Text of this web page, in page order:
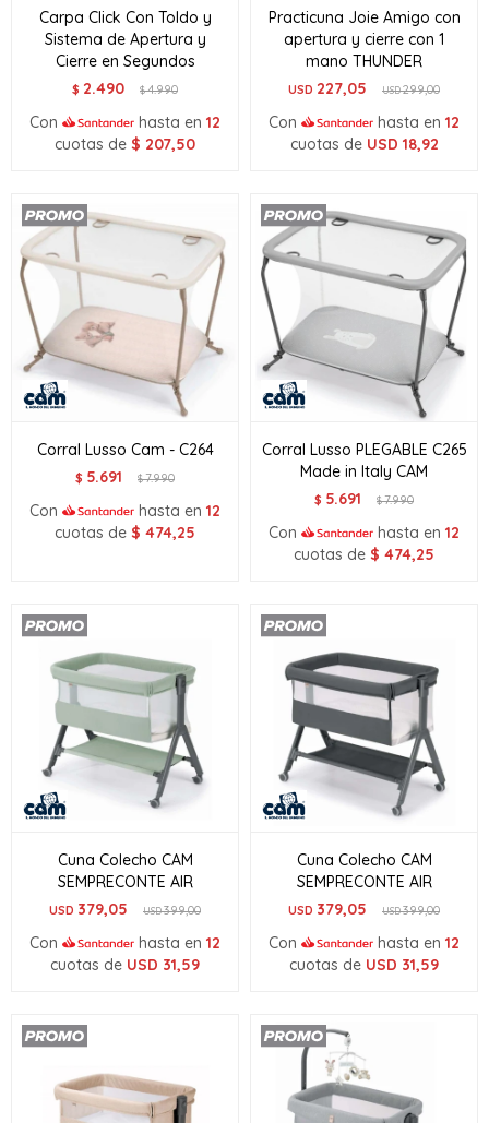
Carpa Click Con Toldo y
Sistema de Apertura y
Cierre en Segundos
$ 2.490 $4.990
Con hasta en 12
cuotas de $ 207,50
Practicuna Joie Amigo con
apertura y cierre con 1
mano THUNDER
USD 227,05 USD299,00
Con hasta en 12
cuotas de USD 18,92
Corral Lusso Cam - C264
$ 5.691 $7.990
Con hasta en 12
cuotas de $ 474,25
Corral Lusso PLEGABLE C265
Made in Italy CAM
$ 5.691 $7.990
Con hasta en 12
cuotas de $ 474,25
Cuna Colecho CAM
SEMPRECONTE AIR
USD 379,05 USD399,00
Con hasta en 12
cuotas de USD 31,59
Cuna Colecho CAM
SEMPRECONTE AIR
USD 379,05 USD399,00
Con hasta en 12
cuotas de USD 31,59